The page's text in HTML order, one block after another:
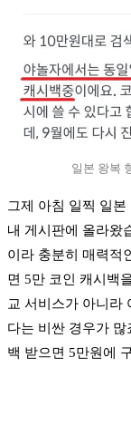
일본 왕복
그제 아침 일찍 일
내 게시판에 올라왔
이라 충분히 매력적
면 5만 코인 캐시백
교 서비스가 아니라
다는 비싼 경우가 많
백 받으면 5만원에